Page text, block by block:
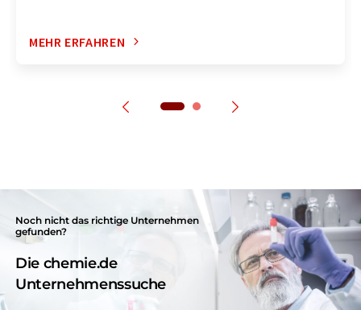
MEHR ERFAHREN
Noch nicht das richtige Unternehmen
gefunden?
Die chemie.de
Unternehmenssuche